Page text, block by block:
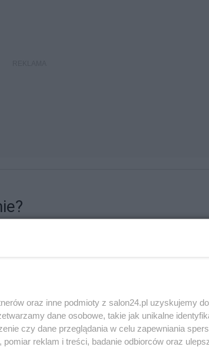
oraz inne podmioty z salon24.pl uzyskujemy
dane osobowe, takie jak unikalne
czy dane przeglądania w celu zapewniania
reklam i treści, badanie odbiorców oraz